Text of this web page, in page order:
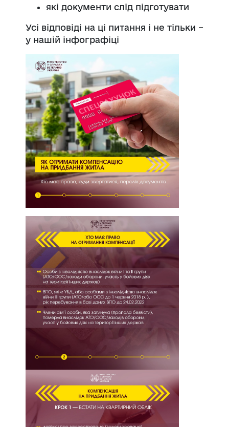
які документи слід підготувати
Усі відповіді на ці питання і не тільки –
у нашій інфографіці